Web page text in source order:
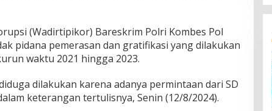
(Wadirtipikor) Bareskrim Polri Kombes Pol
pidana pemerasan dan gratifikasi yang dilakukan
waktu 2021 hingga 2023.
dilakukan karena adanya permintaan dari SD
keterangan tertulisnya, Senin (12/8/2024).